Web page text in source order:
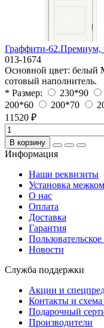
Граффити-62.Премиум,
013-1674
Основной цвет: белый
сотовый наполнитель.
* Размер:
230*90
200*60
200*70
11520 ₽
В корзину
Информация
Наши реквизиты
Установка
О нас
Оплата
Доставка
Гарантия
Новости
Служба поддержки
Акции и
Контакты и схема
Подарочный
Производители